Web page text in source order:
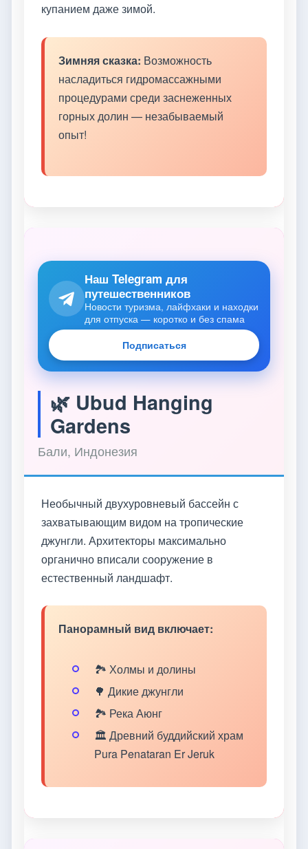
купанием даже зимой.
Зимняя сказка: Возможность
насладиться гидромассажными
процедурами среди заснеженных
горных долин — незабываемый
опыт!
Наш Telegram для
путешественников
Новости туризма, лайфхаки и находки
для отпуска — коротко и без спама
Подписаться
🌿 Ubud Hanging
Gardens
Бали, Индонезия
Необычный двухуровневый бассейн с
захватывающим видом на тропические
джунгли. Архитекторы максимально
органично вписали сооружение в
естественный ландшафт.
Панорамный вид включает:
🏞️ Холмы и долины
🌳 Дикие джунгли
🏞️ Река Аюнг
🏛️ Древний буддийский храм
Pura Penataran Er Jeruk